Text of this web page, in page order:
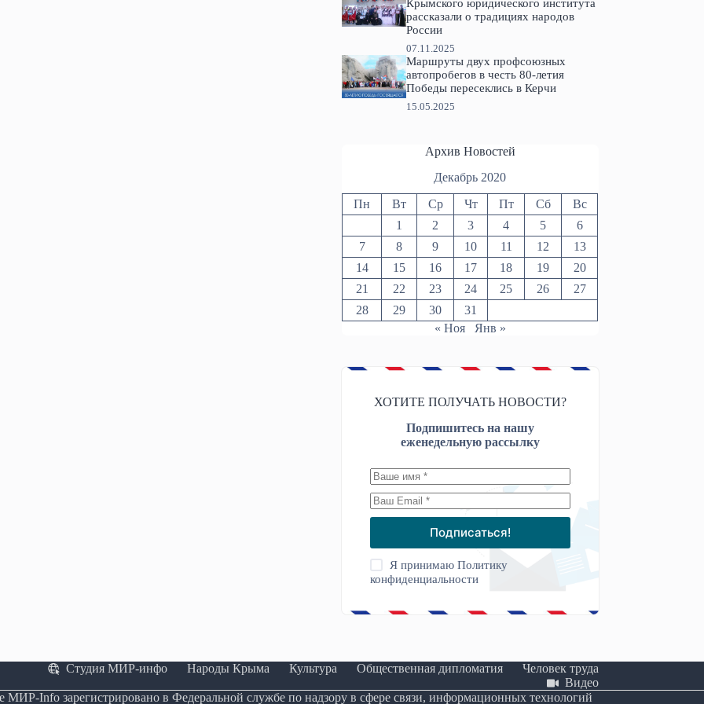
Крымского юридического института
рассказали о традициях народов
России
07.11.2025
Маршруты двух профсоюзных
автопробегов в честь 80-летия
Победы пересеклись в Керчи
15.05.2025
Архив Новостей
Декабрь 2020
Пн Вт Ср Чт Пт Сб
Вс
1
2 3 4 5
6
7
8 9 10 11 12
13
14
15 16 17 18 19
20
21
22 23 24 25 26
27
28
29 30
31
« Ноя
Янв »
ХОТИТЕ ПОЛУЧАТЬ НОВОСТИ?
Подпишитесь на нашу
еженедельную рассылку
Подписаться!
Я принимаюПолитику
конфиденциальности
Студия МИР-инфо Народы Крыма Культура Общественная дипломатия
Человек труда
Видео
МИР-Info зарегистрировано в Федеральной службе по надзору в сфере связи, информационных технологий